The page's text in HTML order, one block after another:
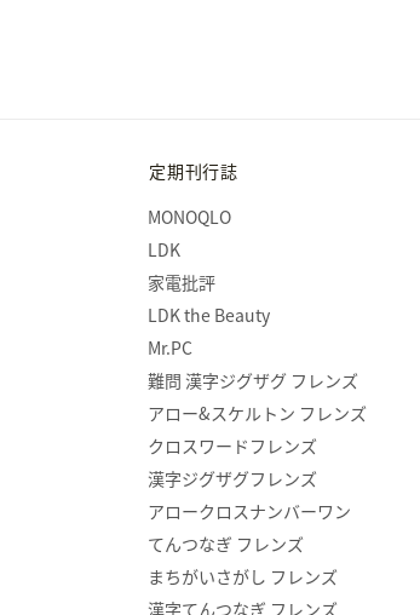
定期刊行誌
MONOQLO
LDK
家電批評
LDK the Beauty
Mr.PC
難問 漢字ジグザグ フレンズ
アロー&スケルトン フレンズ
クロスワードフレンズ
漢字ジグザグフレンズ
アロークロスナンバーワン
てんつなぎ フレンズ
まちがいさがし フレンズ
漢字てんつなぎ フレンズ